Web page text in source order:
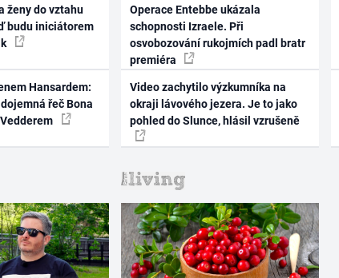
ženy do vztahu
budu iniciátorem
Hansardem:
řeč Bona
Operace Entebbe ukázala
schopnosti Izraele. Při
osvobozování rukojmích padl bratr
premiéra
Video zachytilo výzkumníka na
okraji lávového jezera. Je to jako
pohled do Slunce, hlásil vzrušeně